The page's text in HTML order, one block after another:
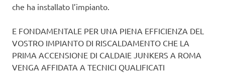
che ha installato l’impianto.
E FONDAMENTALE PER UNA PIENA EFFICIENZA DEL
VOSTRO IMPIANTO DI RISCALDAMENTO CHE LA
PRIMA ACCENSIONE DI CALDAIE JUNKERS A ROMA
VENGA AFFIDATA A TECNICI QUALIFICATI